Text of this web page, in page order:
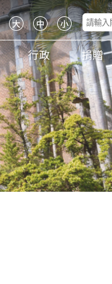
行政 捐贈